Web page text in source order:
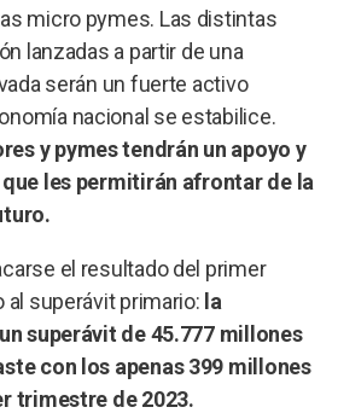
micro pymes. Las distintas
lanzadas a partir de una
serán un fuerte activo
nacional se estabilice.
y pymes tendrán un apoyo y
les permitirán afrontar de la
el resultado del primer
superávit primario: la
superávit de 45.777 millones
con los apenas 399 millones
trimestre de 2023.